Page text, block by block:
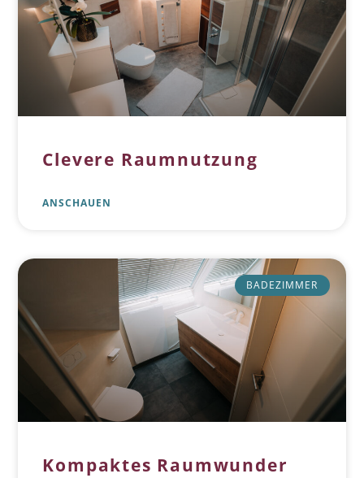
Clevere Raumnutzung
ANSCHAUEN
BADEZIMMER
Kompaktes Raumwunder